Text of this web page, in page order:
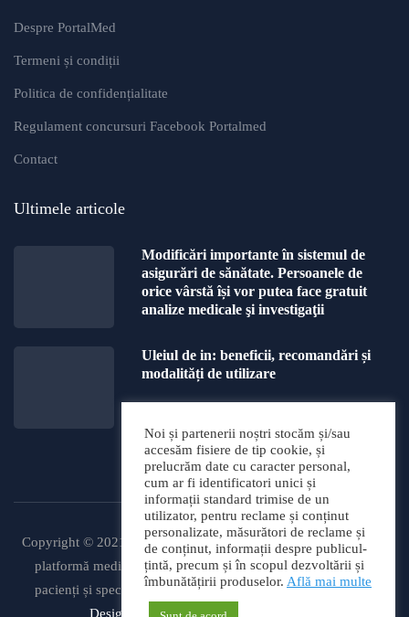
Despre PortalMed
Termeni și condiții
Politica de confidențialitate
Regulament concursuri Facebook Portalmed
Contact
Ultimele articole
Modificări importante în sistemul de
asigurări de sănătate. Persoanele de
orice vârstă își vor putea face gratuit
analize medicale şi investigaţii
Uleiul de in: beneficii, recomandări și
modalități de utilizare
Copyright © 2021 PortalMed -
platformă medicală pentru
pacienți și specialiști.Web
Design
Noi și partenerii noștri stocăm și/sau
accesăm fisiere de tip cookie, și
prelucrăm date cu caracter personal,
cum ar fi identificatori unici și
informații standard trimise de un
utilizator, pentru reclame și conținut
personalizate, măsurători de reclame și
de conținut, informații despre publicul-
țintă, precum și în scopul dezvoltării și
îmbunătățirii produselor. Află mai multe